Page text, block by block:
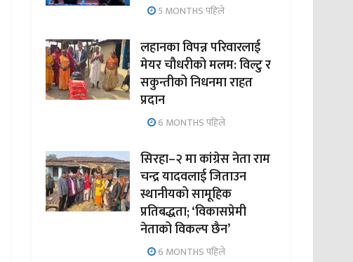
5 MONTHS पहिले
लहानका विपन्न परिवारलाई
मेयर चौधरीको मलम: विल्टु र
सकुन्तीको निधनमा राहत
प्रदान
6 MONTHS पहिले
सिरहा–२ मा कांग्रेस नेता राम
चन्द्र यादवलाई जिताउन
स्थानीयको सामूहिक
प्रतिबद्धता; ‘विकासप्रेमी
नेताको विकल्प छैन’
6 MONTHS पहिले